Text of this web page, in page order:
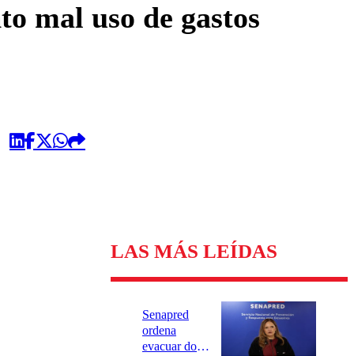
mal uso de gastos
LAS MÁS LEÍDAS
Senapred
ordena
evacuar dos